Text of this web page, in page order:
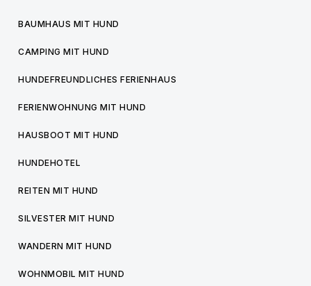
BAUMHAUS MIT HUND
CAMPING MIT HUND
HUNDEFREUNDLICHES FERIENHAUS
FERIENWOHNUNG MIT HUND
HAUSBOOT MIT HUND
HUNDEHOTEL
REITEN MIT HUND
SILVESTER MIT HUND
WANDERN MIT HUND
WOHNMOBIL MIT HUND